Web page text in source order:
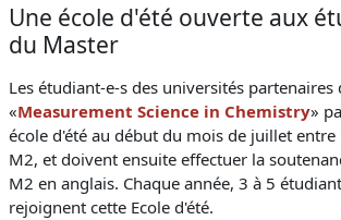
Une école d'été ouverte aux
du Master
Les étudiant-e-s des universités
«Measurement Science in Chemistry»
école d'été au début du mois de juillet entre
M2, et doivent ensuite effectuer la
M2 en anglais. Chaque année, 3 à 5
rejoignent cette Ecole d'été.